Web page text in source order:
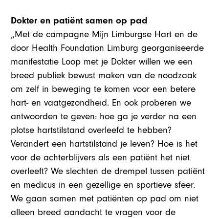
Dokter en patiënt samen op pad
„Met de campagne Mijn Limburgse Hart en de
door Health Foundation Limburg georganiseerde
manifestatie Loop met je Dokter willen we een
breed publiek bewust maken van de noodzaak
om zelf in beweging te komen voor een betere
hart- en vaatgezondheid. En ook proberen we
antwoorden te geven: hoe ga je verder na een
plotse hartstilstand overleefd te hebben?
Verandert een hartstilstand je leven? Hoe is het
voor de achterblijvers als een patiënt het niet
overleeft? We slechten de drempel tussen patiënt
en medicus in een gezellige en sportieve sfeer.
We gaan samen met patiënten op pad om niet
alleen breed aandacht te vragen voor de